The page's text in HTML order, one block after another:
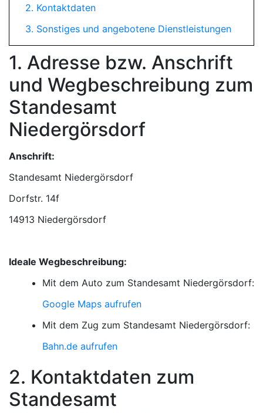
2. Kontaktdaten
3. Sonstiges und angebotene Dienstleistungen
1. Adresse bzw. Anschrift
und Wegbeschreibung zum
Standesamt
Niedergörsdorf
Anschrift:
Standesamt Niedergörsdorf
14913 Niedergörsdorf
Ideale Wegbeschreibung:
Mit dem Auto zum Standesamt Niedergörsdorf:
Google Maps aufrufen
Mit dem Zug zum Standesamt Niedergörsdorf:
Bahn.de aufrufen
2. Kontaktdaten zum
Standesamt